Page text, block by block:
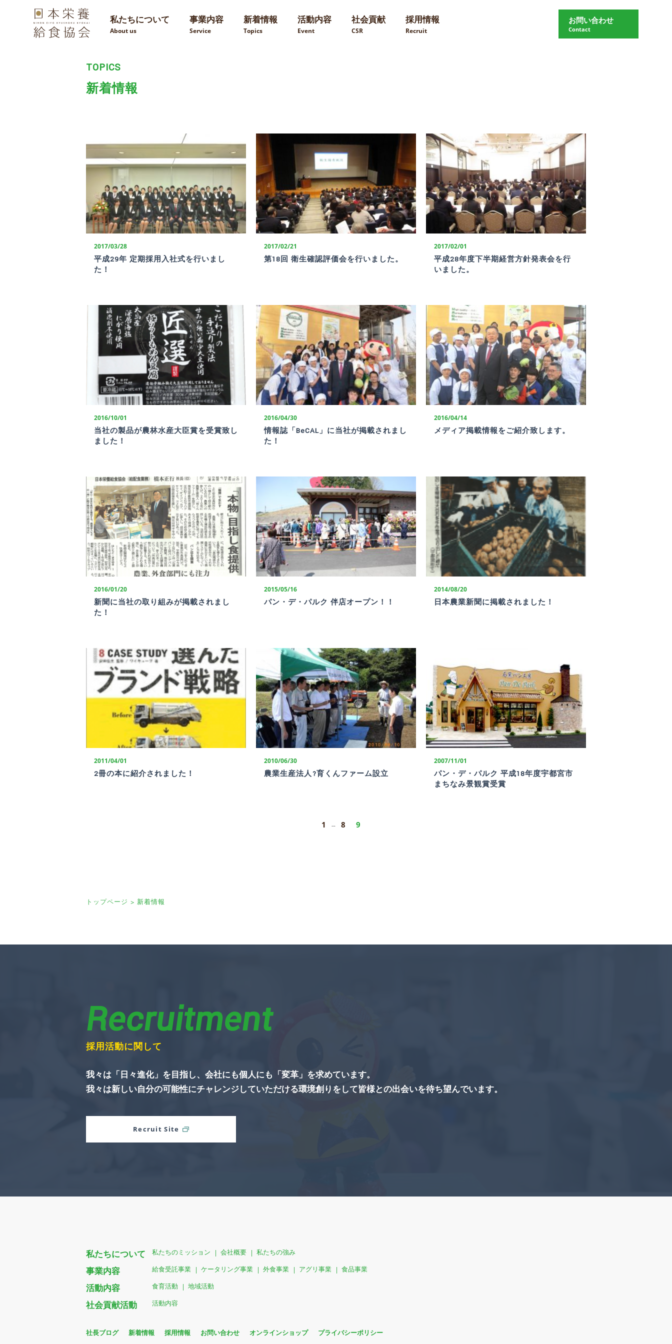
私たちについて
About us
事業内容
Service
新着情報
Topics
活動内容
Event
社会貢献
CSR
採用情報
Recruit
お問い合わせ
Contact
TOPICS
新着情報
2017/03/28
平成29年 定期採用入社式を行いまし
た！
2017/02/21
第18回 衛生確認評価会を行いました。
2017/02/01
平成28年度下半期経営方針発表会を行
いました。
2016/10/01
当社の製品が農林水産大臣賞を受賞致し
ました！
2016/04/30
情報誌「BeCAL」に当社が掲載されまし
た！
2016/04/14
メディア掲載情報をご紹介致します。
2016/01/20
新聞に当社の取り組みが掲載されまし
た！
2015/05/16
パン・デ・パルク 伴店オープン！！
2014/08/20
日本農業新聞に掲載されました！
2011/04/01
2冊の本に紹介されました！
2010/06/30
農業生産法人?育くんファーム設立
2007/11/01
パン・デ・パルク 平成18年度宇都宮市
まちなみ景観賞受賞
1 … 8 9
トップページ 新着情報
Recruitment
採用活動に関して
我々は「日々進化」を目指し、会社にも個人にも「変革」を求めています。
我々は新しい自分の可能性にチャレンジしていただける環境創りをして皆様との出会いを待ち望んでいます。
Recruit Site
私たちについて 私たちのミッション 会社概要 私たちの強み
事業内容 給食受託事業 ケータリング事業 外食事業 アグリ事業 食品事業
活動内容 食育活動 地域活動
社会貢献活動 活動内容
社長ブログ 新着情報 採用情報 お問い合わせ オンラインショップ プライバシーポリシー